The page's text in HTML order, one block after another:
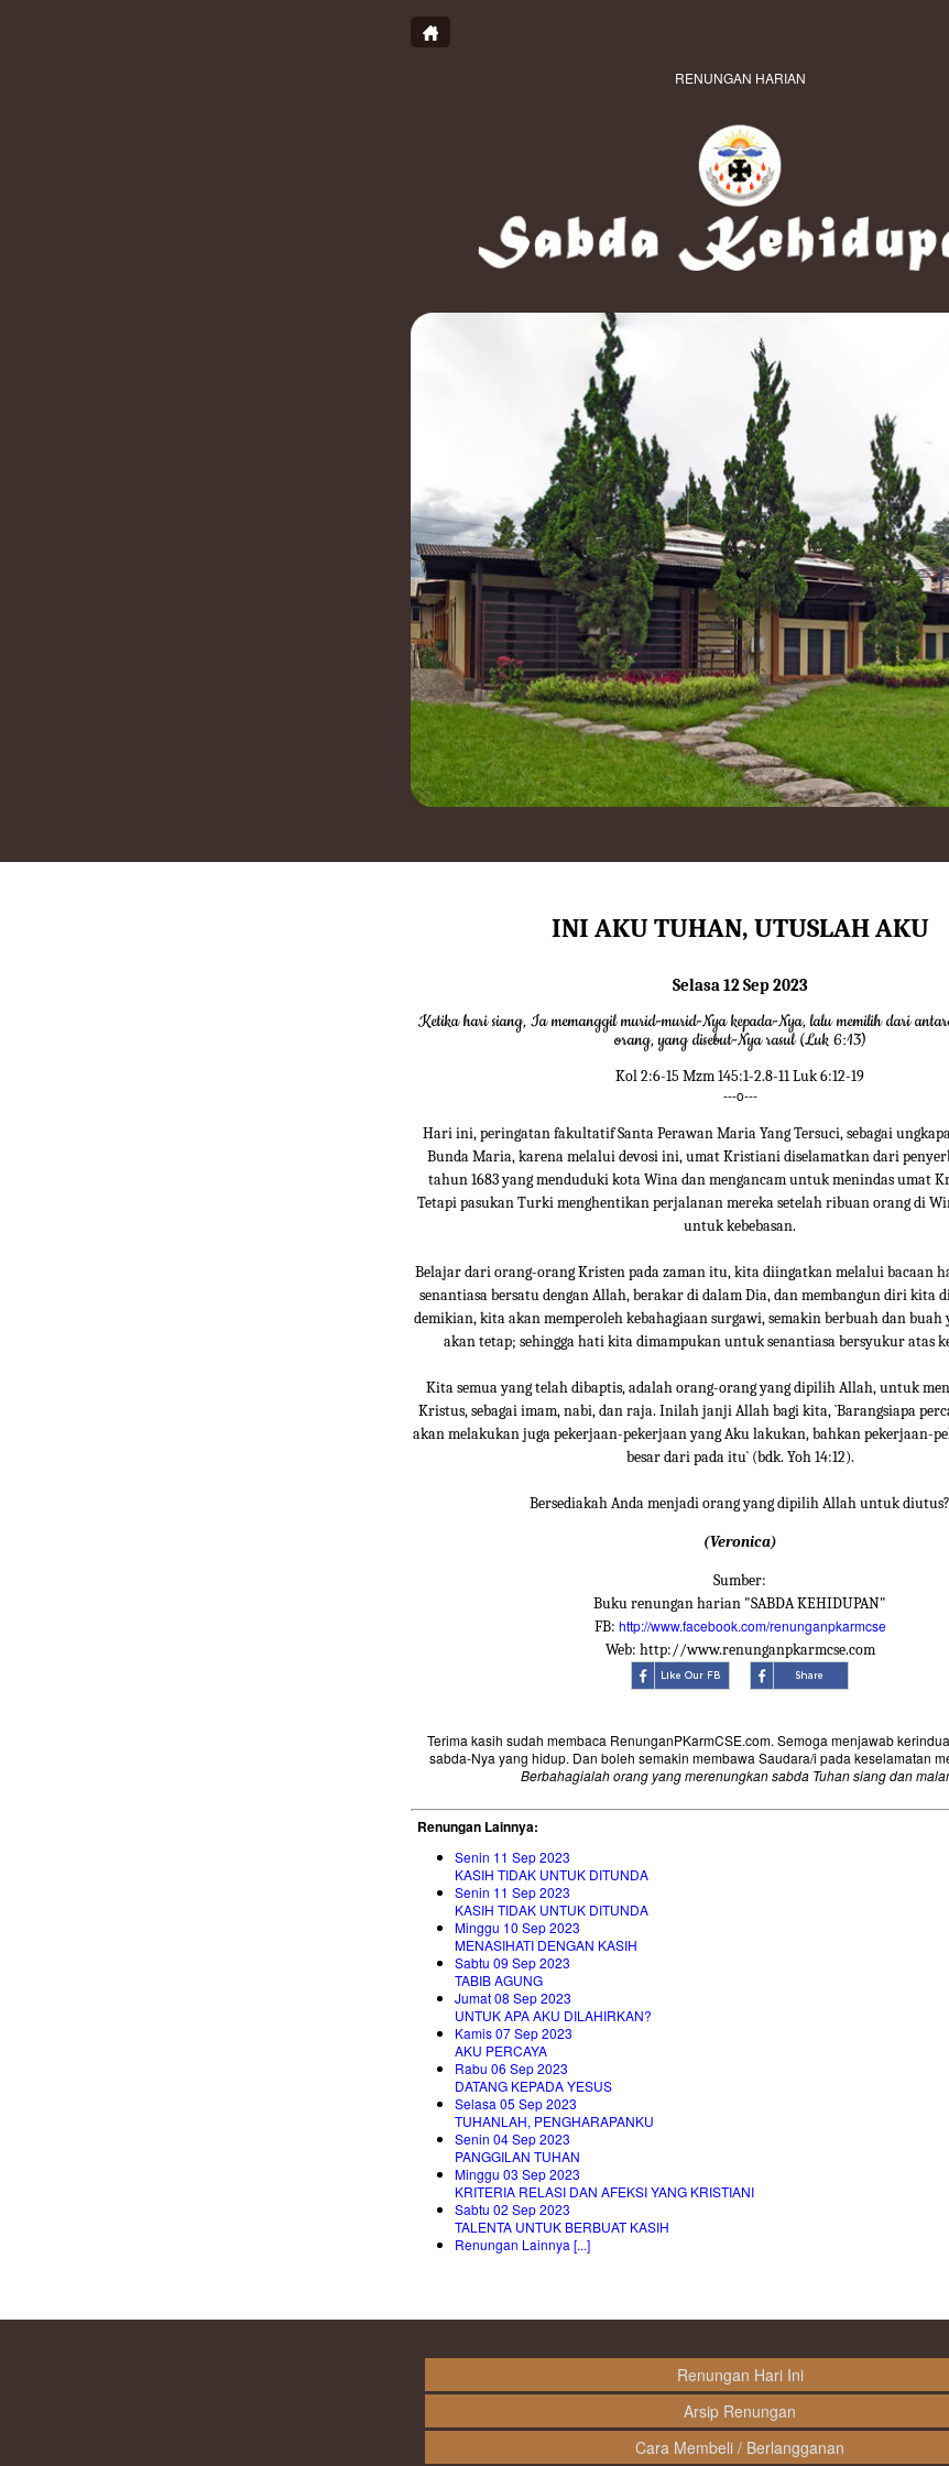
RENUNGAN HARIAN
INI AKU TUHAN, UTUSLAH AKU
Selasa 12 Sep 2023
Ketika hari siang, Ia memanggil murid-murid-Nya kepada-Nya, lalu memilih dari
orang, yang disebut-Nya rasul (Luk 6:13)
Kol 2:6-15 Mzm 145:1-2.8-11 Luk 6:12-19
---o---
Hari ini, peringatan fakultatif Santa Perawan Maria Yang Tersuci, sebagai
Bunda Maria, karena melalui devosi ini, umat Kristiani diselamatkan dari
tahun 1683 yang menduduki kota Wina dan mengancam untuk menindas umat
Tetapi pasukan Turki menghentikan perjalanan mereka setelah ribuan orang di
untuk kebebasan.
Belajar dari orang-orang Kristen pada zaman itu, kita diingatkan melalui bacaan
senantiasa bersatu dengan Allah, berakar di dalam Dia, dan membangun diri kita
demikian, kita akan memperoleh kebahagiaan surgawi, semakin berbuah dan buah
akan tetap; sehingga hati kita dimampukan untuk senantiasa bersyukur atas
Kita semua yang telah dibaptis, adalah orang-orang yang dipilih Allah, untuk
Kristus, sebagai imam, nabi, dan raja. Inilah janji Allah bagi kita, `Barangsiapa
akan melakukan juga pekerjaan-pekerjaan yang Aku lakukan, bahkan pekerjaan-
besar dari pada itu` (bdk. Yoh 14:12).
Bersediakah Anda menjadi orang yang dipilih Allah untuk diutus?
(Veronica)
Sumber:
Buku renungan harian "SABDA KEHIDUPAN"
FB: http://www.facebook.com/renunganpkarmcse
Web: http://www.renunganpkarmcse.com
Terima kasih sudah membaca RenunganPKarmCSE.com. Semoga menjawab
sabda-Nya yang hidup. Dan boleh semakin membawa Saudara/i pada keselamatan
Berbahagialah orang yang merenungkan sabda Tuhan siang dan
Renungan Lainnya:
Senin 11 Sep 2023
KASIH TIDAK UNTUK DITUNDA
Senin 11 Sep 2023
KASIH TIDAK UNTUK DITUNDA
Minggu 10 Sep 2023
MENASIHATI DENGAN KASIH
Sabtu 09 Sep 2023
TABIB AGUNG
Jumat 08 Sep 2023
UNTUK APA AKU DILAHIRKAN?
Kamis 07 Sep 2023
AKU PERCAYA
Rabu 06 Sep 2023
DATANG KEPADA YESUS
Selasa 05 Sep 2023
TUHANLAH, PENGHARAPANKU
Senin 04 Sep 2023
PANGGILAN TUHAN
Minggu 03 Sep 2023
KRITERIA RELASI DAN AFEKSI YANG KRISTIANI
Sabtu 02 Sep 2023
TALENTA UNTUK BERBUAT KASIH
Renungan Lainnya [...]
Renungan Hari Ini
Arsip Renungan
Cara Membeli / Berlangganan